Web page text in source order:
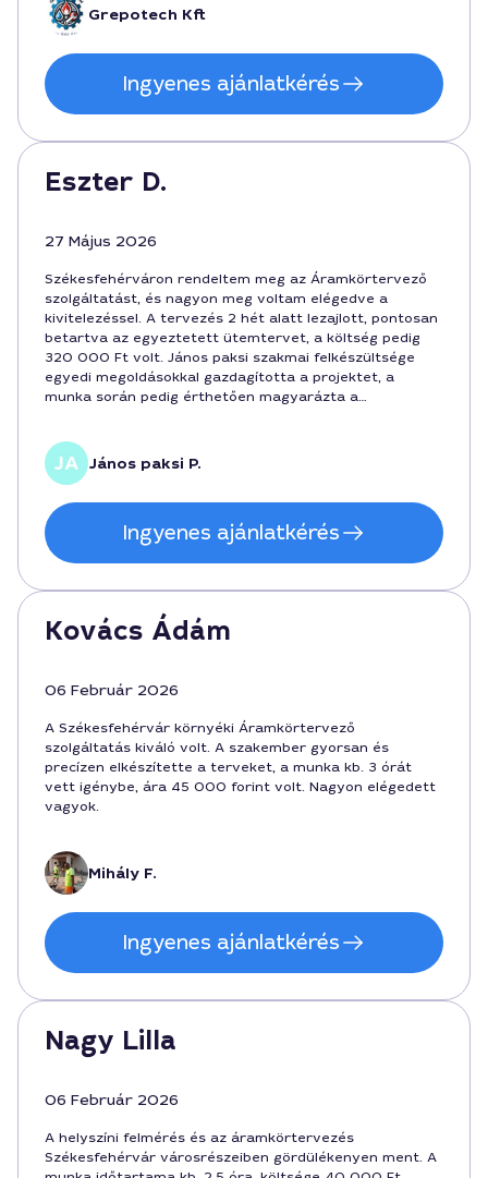
Grepotech Kft
Ingyenes ajánlatkérés
Eszter D.
27 Május 2026
Székesfehérváron rendeltem meg az Áramkörtervező
szolgáltatást, és nagyon meg voltam elégedve a
kivitelezéssel. A tervezés 2 hét alatt lezajlott, pontosan
betartva az egyeztetett ütemtervet, a költség pedig
320 000 Ft volt. János paksi szakmai felkészültsége
egyedi megoldásokkal gazdagította a projektet, a
munka során pedig érthetően magyarázta a
János paksi P.
Ingyenes ajánlatkérés
Kovács Ádám
06 Február 2026
A Székesfehérvár környéki Áramkörtervező
szolgáltatás kiváló volt. A szakember gyorsan és
precízen elkészítette a terveket, a munka kb. 3 órát
vett igénybe, ára 45 000 forint volt. Nagyon elégedett
vagyok.
Mihály F.
Ingyenes ajánlatkérés
Nagy Lilla
06 Február 2026
A helyszíni felmérés és az áramkörtervezés
Székesfehérvár városrészeiben gördülékenyen ment. A